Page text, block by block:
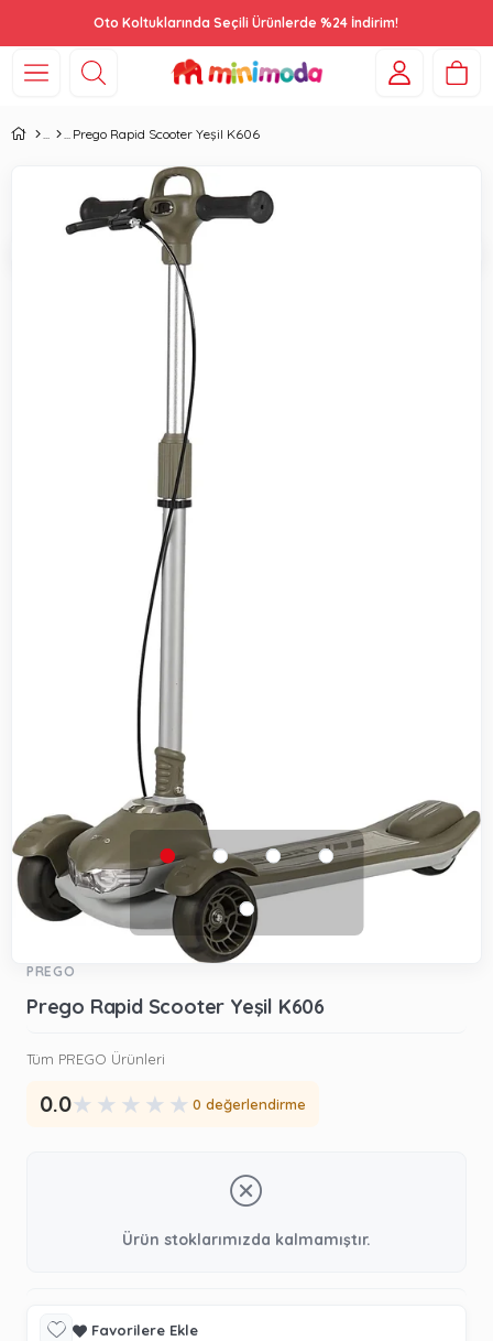
Oto Koltuklarında Seçili Ürünlerde %24 İndirim!
Prego Rapid Scooter Yeşil K606
PREGO
Prego Rapid Scooter Yeşil K606
Tüm PREGO Ürünleri
0.0★ ★ ★ ★ ★ 0 değerlendirme
Ürün stoklarımızda kalmamıştır.
Favorilere Ekle